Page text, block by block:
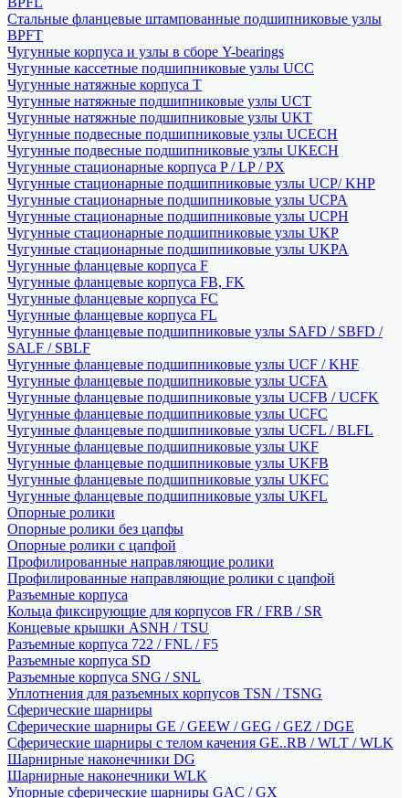
Стальные фланцевые штампованные подшипниковые узлы
BPFT
Чугунные корпуса и узлы в сборе Y-bearings
Чугунные кассетные подшипниковые узлы UCC
Чугунные натяжные корпуса T
Чугунные натяжные подшипниковые узлы UCT
Чугунные натяжные подшипниковые узлы UKT
Чугунные подвесные подшипниковые узлы UCECH
Чугунные подвесные подшипниковые узлы UKECH
Чугунные стационарные корпуса P / LP / PX
Чугунные стационарные подшипниковые узлы UCP/ KHP
Чугунные стационарные подшипниковые узлы UCPA
Чугунные стационарные подшипниковые узлы UCPH
Чугунные стационарные подшипниковые узлы UKP
Чугунные стационарные подшипниковые узлы UKPA
Чугунные фланцевые корпуса F
Чугунные фланцевые корпуса FB, FK
Чугунные фланцевые корпуса FC
Чугунные фланцевые корпуса FL
Чугунные фланцевые подшипниковые узлы SAFD / SBFD /
SALF / SBLF
Чугунные фланцевые подшипниковые узлы UCF / KHF
Чугунные фланцевые подшипниковые узлы UCFA
Чугунные фланцевые подшипниковые узлы UCFB / UCFK
Чугунные фланцевые подшипниковые узлы UCFC
Чугунные фланцевые подшипниковые узлы UCFL / BLFL
Чугунные фланцевые подшипниковые узлы UKF
Чугунные фланцевые подшипниковые узлы UKFB
Чугунные фланцевые подшипниковые узлы UKFC
Чугунные фланцевые подшипниковые узлы UKFL
Опорные ролики
Опорные ролики без цапфы
Опорные ролики с цапфой
Профилированные направляющие ролики
Профилированные направляющие ролики с цапфой
Разъемные корпуса
Кольца фиксирующие для корпусов FR / FRB / SR
Концевые крышки ASNH / TSU
Разъемные корпуса 722 / FNL / F5
Разъемные корпуса SD
Разъемные корпуса SNG / SNL
Уплотнения для разъемных корпусов TSN / TSNG
Сферические шарниры
Сферические шарниры GE / GEEW / GEG / GEZ / DGE
Сферические шарниры с телом качения GE..RB / WLT / WLK
Шарнирные наконечники DG
Шарнирные наконечники WLK
Упорные сферические шарниры GAC / GX